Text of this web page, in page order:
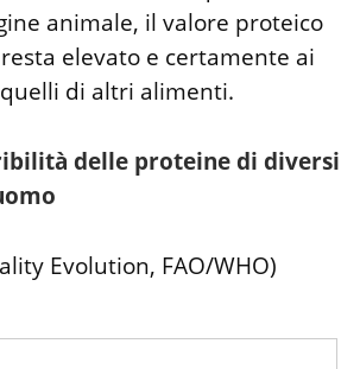
animale, il valore proteico
elevato e certamente ai
di altri alimenti.
delle proteine di diversi
Evolution, FAO/WHO)